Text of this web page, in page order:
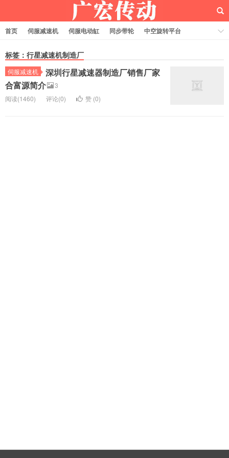
首页 伺服减速机 伺服电动缸 同步带轮
中空旋转平台
标签：行星减速机制造厂
伺服减速机
深圳行星减速器制造厂销售厂家
合富源简介
3
阅读(1460)
评论(0) 赞 (0)